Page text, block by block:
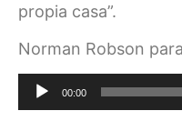
propia casa”.
Norman Robson
Reproductor
de
00:00